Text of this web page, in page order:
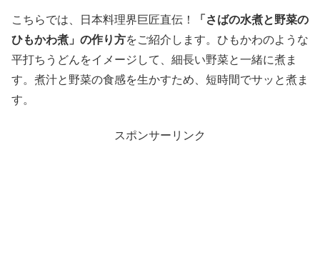
こちらでは、日本料理界巨匠直伝！
「さばの水煮と野菜の
ひもかわ煮」の作り方をご紹介します。ひもかわのような
平打ちうどんをイメージして、細長い野菜と一緒に煮ま
す。煮汁と野菜の食感を生かすため、短時間でサッと煮ま
す。
スポンサーリンク